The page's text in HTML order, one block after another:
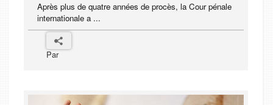
Après plus de quatre années de procès, la Cour pénale
internationale a ...
Par